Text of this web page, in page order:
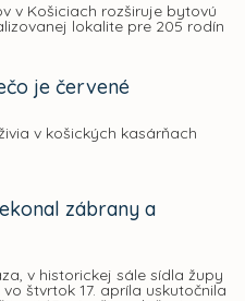
v Košiciach rozširuje bytovú
lokalite pre 205 rodín
je červené
v košických kasárňach
zábrany a
v historickej sále sídla župy
štvrtok 17. apríla uskutočnila